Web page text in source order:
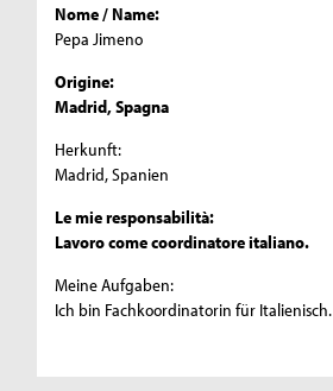
Nome / Name:
Pepa Jimeno
Origine:
Madrid, Spagna
Herkunft:
Madrid, Spanien
Le mie responsabilità:
Lavoro come coordinatore italiano.
Meine Aufgaben:
Ich bin Fachkoordinatorin für Italienisch.